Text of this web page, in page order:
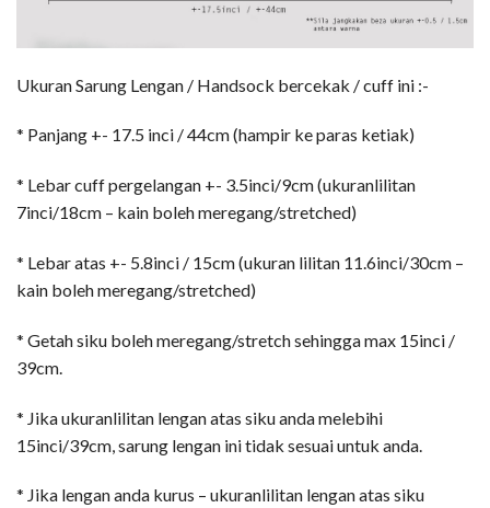
Ukuran Sarung Lengan / Handsock bercekak / cuff ini :-
* Panjang +- 17.5 inci / 44cm (hampir ke paras ketiak)
* Lebar cuff pergelangan +- 3.5inci/9cm (ukuranlilitan
7inci/18cm – kain boleh meregang/stretched)
* Lebar atas +- 5.8inci / 15cm (ukuran lilitan 11.6inci/30cm –
kain boleh meregang/stretched)
* Getah siku boleh meregang/stretch sehingga max 15inci /
39cm.
* Jika ukuranlilitan lengan atas siku anda melebihi
15inci/39cm, sarung lengan ini tidak sesuai untuk anda.
* Jika lengan anda kurus – ukuranlilitan lengan atas siku